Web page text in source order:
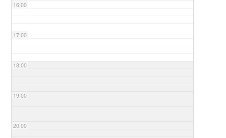
16:00
17:00
18:00
19:00
20:00